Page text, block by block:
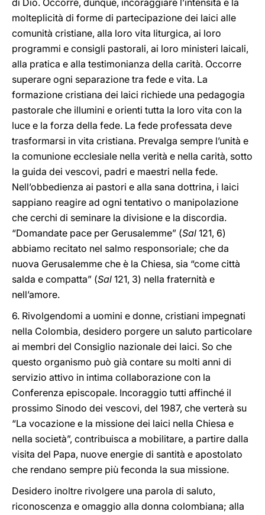
di Dio. Occorre, dunque, incoraggiare l’intensità e la
molteplicità di forme di partecipazione dei laici alle
comunità cristiane, alla loro vita liturgica, ai loro
programmi e consigli pastorali, ai loro ministeri laicali,
alla pratica e alla testimonianza della carità. Occorre
superare ogni separazione tra fede e vita. La
formazione cristiana dei laici richiede una pedagogia
pastorale che illumini e orienti tutta la loro vita con la
luce e la forza della fede. La fede professata deve
trasformarsi in vita cristiana. Prevalga sempre l’unità e
la comunione ecclesiale nella verità e nella carità, sotto
la guida dei vescovi, padri e maestri nella fede.
Nell’obbedienza ai pastori e alla sana dottrina, i laici
sappiano reagire ad ogni tentativo o manipolazione
che cerchi di seminare la divisione e la discordia.
“Domandate pace per Gerusalemme” (Sal 121, 6)
abbiamo recitato nel salmo responsoriale; che da
nuova Gerusalemme che è la Chiesa, sia “come città
salda e compatta” (Sal 121, 3) nella fraternità e
nell’amore.
6. Rivolgendomi a uomini e donne, cristiani impegnati
nella Colombia, desidero porgere un saluto particolare
ai membri del Consiglio nazionale dei laici. So che
questo organismo può già contare su molti anni di
servizio attivo in intima collaborazione con la
Conferenza episcopale. Incoraggio tutti affinché il
prossimo Sinodo dei vescovi, del 1987, che verterà su
“La vocazione e la missione dei laici nella Chiesa e
nella società”, contribuisca a mobilitare, a partire dalla
visita del Papa, nuove energie di santità e apostolato
che rendano sempre più feconda la sua missione.
Desidero inoltre rivolgere una parola di saluto,
riconoscenza e omaggio alla donna colombiana; alla